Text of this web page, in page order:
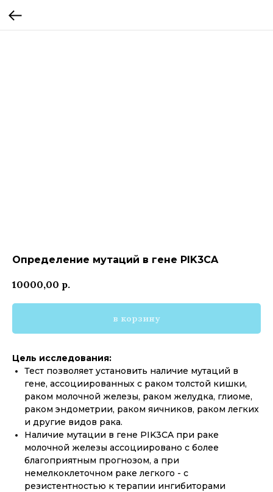
Определение мутаций в гене PIK3CA
10000,00 р.
в корзину
Цель исследования:
Тест позволяет установить наличие мутаций в
гене, ассоциированных с раком толстой кишки,
раком молочной железы, раком желудка, глиоме,
раком эндометрии, раком яичников, раком легких
и другие видов рака.
Наличие мутации в гене PIK3CA при раке
молочной железы ассоциировано с более
благоприятным прогнозом, а при
немелкоклеточном раке легкого - с
резистентностью к терапии ингибиторами